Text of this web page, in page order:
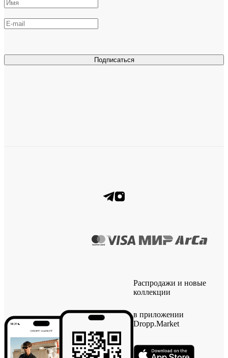
Подписаться
Распродажи и новые
коллекции
в приложении
Dropp.Market